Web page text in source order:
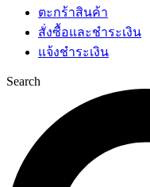
ตะกร้าสินค้า
สั่งซื้อและชำระเงิน
แจ้งชำระเงิน
Search